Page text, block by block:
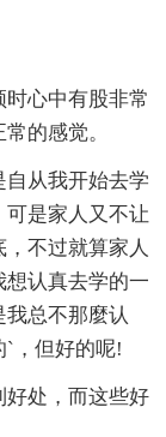
心中有股非常
的感觉。
自从我开始去学
可是家人又不让
不过就算家人
认真去学的一
总不那麼认
`，但好的呢!
好处，而这些好